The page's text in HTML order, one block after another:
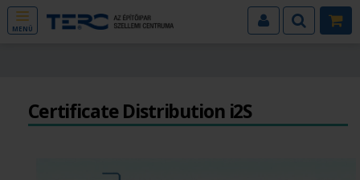
MENÜ
Certificate Distribution i2S